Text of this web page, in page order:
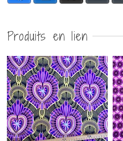
Produits en lien